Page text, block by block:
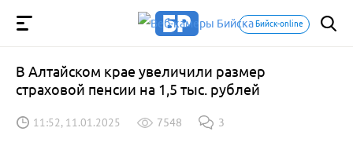
Бийск-online
В Алтайском крае увеличили размер
страховой пенсии на 1,5 тыс. рублей
11:52, 11.01.2025 7548 3